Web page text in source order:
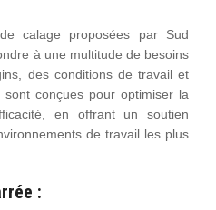
calage proposées par Sud
à une multitude de besoins
des conditions de travail et
conçues pour optimiser la
en offrant un soutien
de travail les plus
: